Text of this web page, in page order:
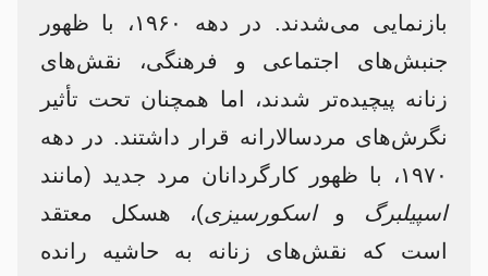
بازنمایی می‌شدند. در دهه ۱۹۶۰، با ظهور
جنبش‌های اجتماعی و فرهنگی، نقش‌های
زنانه پیچیده‌تر شدند، اما همچنان تحت تأثیر
نگرش‌های مردسالارانه قرار داشتند. در دهه
۱۹۷۰، با ظهور کارگردانان مرد جدید (مانند
اسپیلبرگ
واسکورسیزی)، هسکل معتقد
است که نقش‌های زنانه به حاشیه رانده